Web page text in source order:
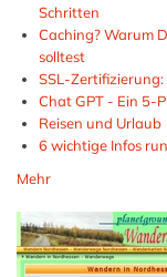
Schritten
Caching? Warum
solltest
SSL-
Chat GPT - Ein 5-
Reisen und Urlaub
6 wichtige Infos
Mehr